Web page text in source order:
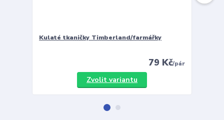
Kulaté tkaničky Timberland/farmářky
79 Kč/pár
Zvolit variantu